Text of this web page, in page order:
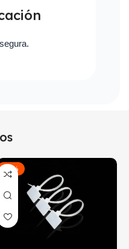
-50%